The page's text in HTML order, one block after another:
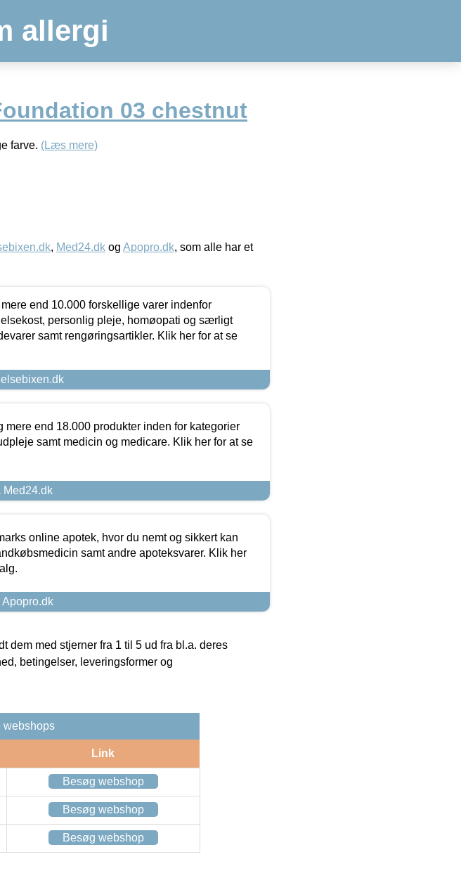
allergi
03 chestnut
farve. (Læs mere)
, Med24.dk og Apopro.dk, som alle har et
end 10.000 forskellige varer indenfor
personlig pleje, homøopati og særligt
samt rengøringsartikler. Klik her for at se
mere end 18.000 produkter inden for kategorier
samt medicin og medicare. Klik her for at se
Med24.dk
online apotek, hvor du nemt og sikkert kan
samt andre apoteksvarer. Klik her
dem med stjerner fra 1 til 5 ud fra bl.a. deres
betingelser, leveringsformer og
webshops
Link
Besøg webshop
Besøg webshop
Besøg webshop